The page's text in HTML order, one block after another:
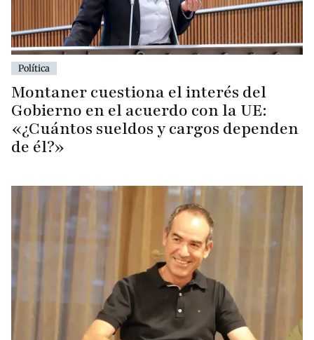
Política
Montaner cuestiona el interés del
Gobierno en el acuerdo con la UE:
«¿Cuántos sueldos y cargos dependen
de él?»